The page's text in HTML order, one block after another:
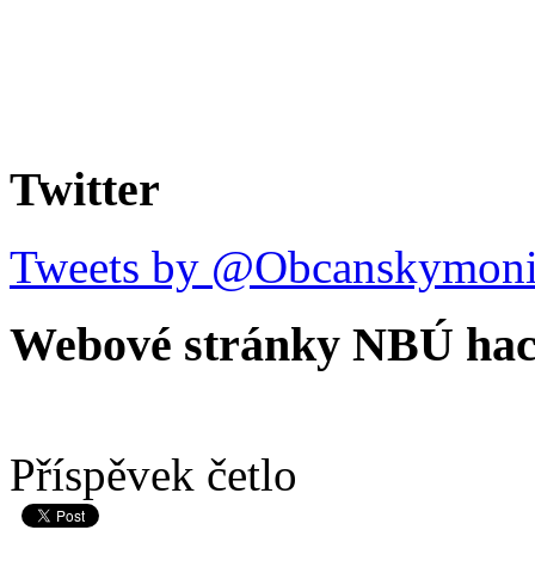
Twitter
Tweets by
Webové stránky NBÚ
Příspěvek četlo